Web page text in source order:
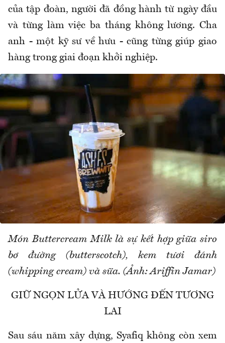
của tập đoàn, người đã đồng hành từ ngày đầu
và từng làm việc ba tháng không lương. Cha
anh - một kỹ sư về hưu - cũng từng giúp giao
hàng trong giai đoạn khởi nghiệp.
Món Buttercream Milk là sự kết hợp giữa siro
bơ đường (butterscotch), kem tươi đánh
(whipping cream) và sữa. (Ảnh: Ariffin Jamar)
GIỮ NGỌN LỬA VÀ HƯỚNG ĐẾN TƯƠNG
LAI
Sau sáu năm xây dựng, Syafiq không còn xem